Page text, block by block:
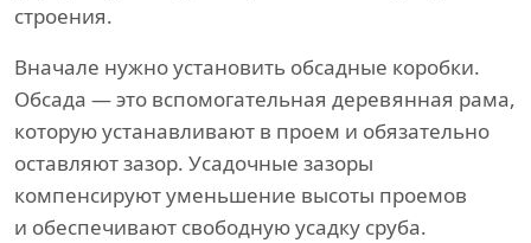
строения.
Вначале нужно установить обсадные коробки.
Обсада — это вспомогательная деревянная рама,
которую устанавливают в проем и обязательно
оставляют зазор. Усадочные зазоры
компенсируют уменьшение высоты проемов
и обеспечивают свободную усадку сруба.